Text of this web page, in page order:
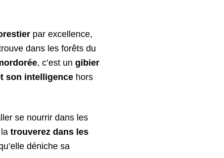
par excellence,
dans les forêts du
, c’est un gibier
son intelligence hors
se nourrir dans les
trouverez dans les
déniche sa